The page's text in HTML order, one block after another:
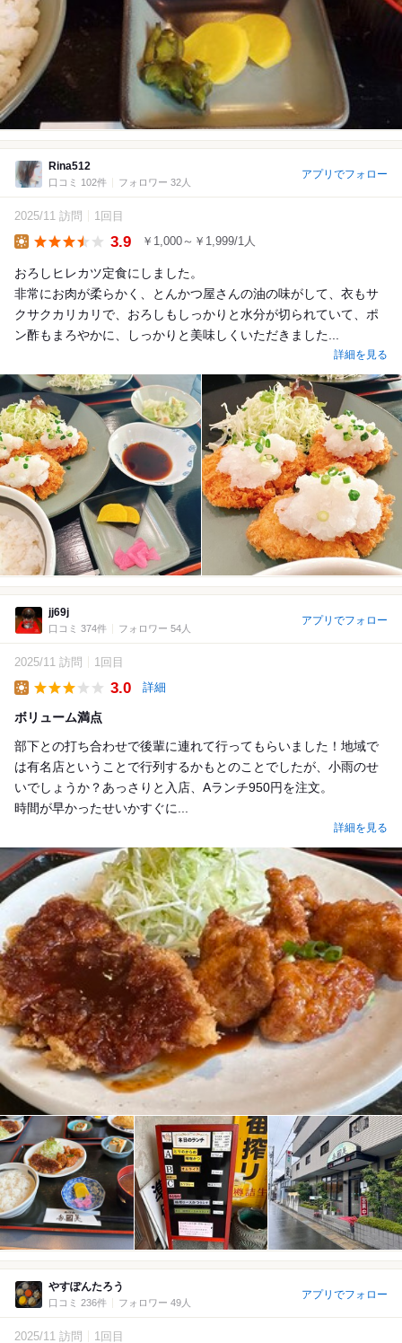
Rina512
口コミ 102件 フォロワー 32人
アプリでフォロー
2025/11 訪問 1回目
3.9 ￥1,000～￥1,999/1人
おろしヒレカツ定食にしました。
非常にお肉が柔らかく、とんかつ屋さんの油の味がして、衣もサ
クサクカリカリで、おろしもしっかりと水分が切られていて、ポ
ン酢もまろやかに、しっかりと美味しくいただきました...
詳細を見る
jj69j
口コミ 374件 フォロワー 54人
アプリでフォロー
2025/11 訪問 1回目
3.0 詳細
ボリューム満点
部下との打ち合わせで後輩に連れて行ってもらいました！地域で
は有名店ということで行列するかもとのことでしたが、小雨のせ
いでしょうか？あっさりと入店、Aランチ950円を注文。
時間が早かったせいかすぐに...
詳細を見る
やすぽんたろう
口コミ 236件 フォロワー 49人
アプリでフォロー
2025/11 訪問 1回目